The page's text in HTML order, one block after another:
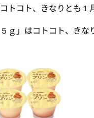
トコト、きなりとも１
５ｇ」はコトコト、きな